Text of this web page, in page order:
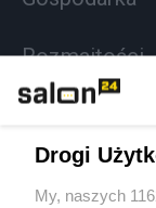
Rozmaitości
Sport
Drogi
My, naszych